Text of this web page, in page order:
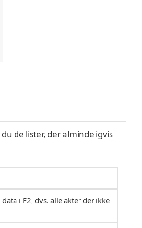
de lister, der almindeligvis
i F2, dvs. alle akter der ikke